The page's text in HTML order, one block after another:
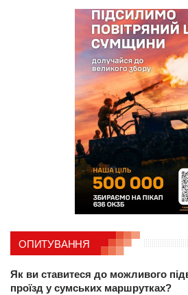
ОПИТУВАННЯ
Як ви ставитеся до можливого
проїзд у сумських маршрутках?